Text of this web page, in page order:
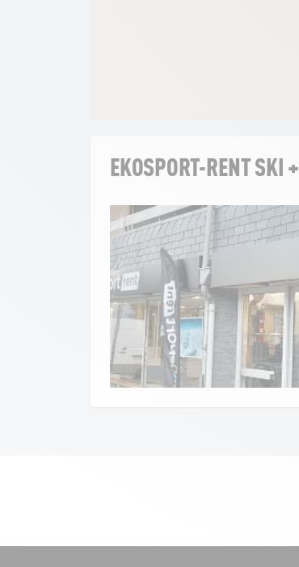
EKOSPORT-RENT SKI +